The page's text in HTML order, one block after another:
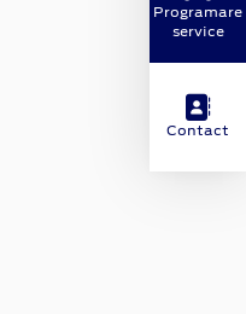
Programare
service
Contact